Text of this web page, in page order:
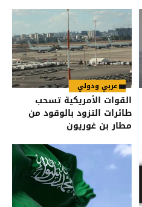
عربي ودولي
القوات الأمريكية تسحب
طائرات التزود بالوقود من
مطار بن غوريون